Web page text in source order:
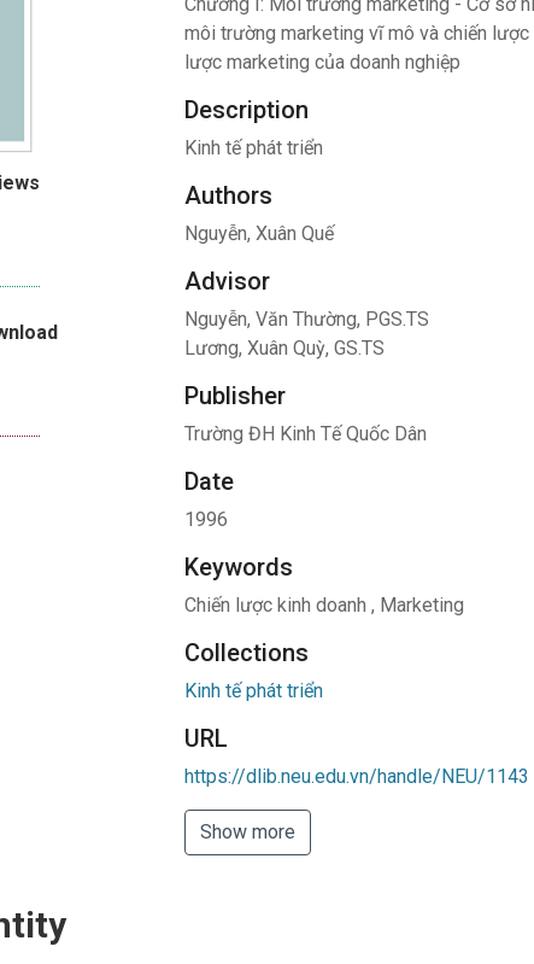
môi trường marketing vĩ mô và chiến
lược marketing của doanh nghiệp
Description
Kinh tế phát triển
Authors
Nguyễn, Xuân Quế
Advisor
Nguyễn, Văn Thường, PGS.TS
Lương, Xuân Quỳ, GS.TS
Publisher
Trường ĐH Kinh Tế Quốc Dân
Date
1996
Keywords
Chiến lược kinh doanh , Marketing
Collections
Kinh tế phát triển
URL
https://dlib.neu.edu.vn/handle/NEU/1143
Show more